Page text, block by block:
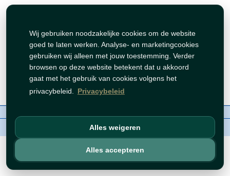
Wij gebruiken noodzakelijke cookies om de website
goed te laten werken. Analyse- en marketingcookies
gebruiken wij alleen met jouw toestemming. Verder
browsen op deze website betekent dat u akkoord
gaat met het gebruik van cookies volgens het
privacybeleid. Privacybeleid
Alles weigeren
Alles accepteren
auteursrechten©BZORIA 2026